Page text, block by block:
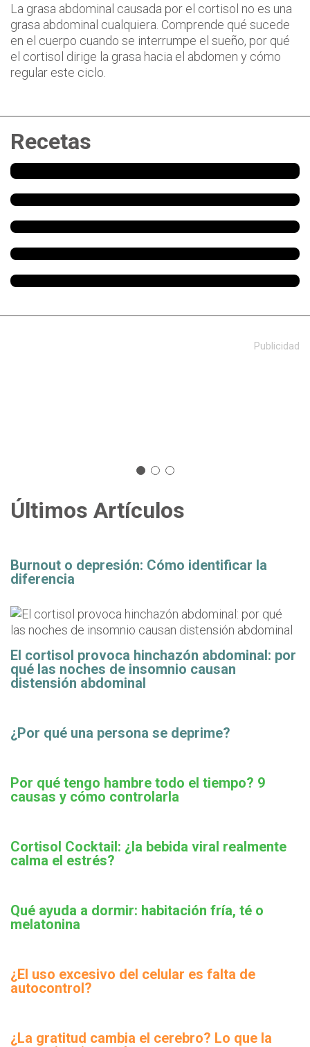
La grasa abdominal causada por el cortisol no es una
grasa abdominal cualquiera. Comprende qué sucede
en el cuerpo cuando se interrumpe el sueño, por qué
el cortisol dirige la grasa hacia el abdomen y cómo
regular este ciclo.
Recetas
Publicidad
Últimos Artículos
Burnout o depresión: Cómo identificar la
diferencia
El cortisol provoca hinchazón abdominal: por
qué las noches de insomnio causan
distensión abdominal
¿Por qué una persona se deprime?
Por qué tengo hambre todo el tiempo? 9
causas y cómo controlarla
Cortisol Cocktail: ¿la bebida viral realmente
calma el estrés?
Qué ayuda a dormir: habitación fría, té o
melatonina
¿El uso excesivo del celular es falta de
autocontrol?
¿La gratitud cambia el cerebro? Lo que la